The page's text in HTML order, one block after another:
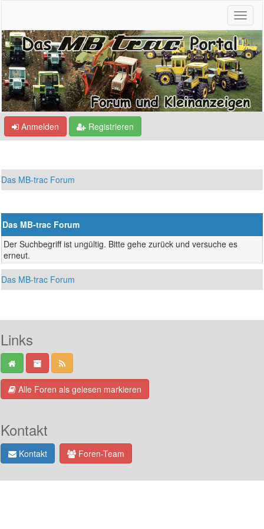
Anmelden Registrieren
Das MB-trac Forum
Das MB-trac Forum
Der Suchbegriff ist ungültig. Bitte gehe zurück und versuche es
erneut.
Das MB-trac Forum
Links
Alle Foren als gelesen markieren
Kontakt
Kontakt Foren-Team